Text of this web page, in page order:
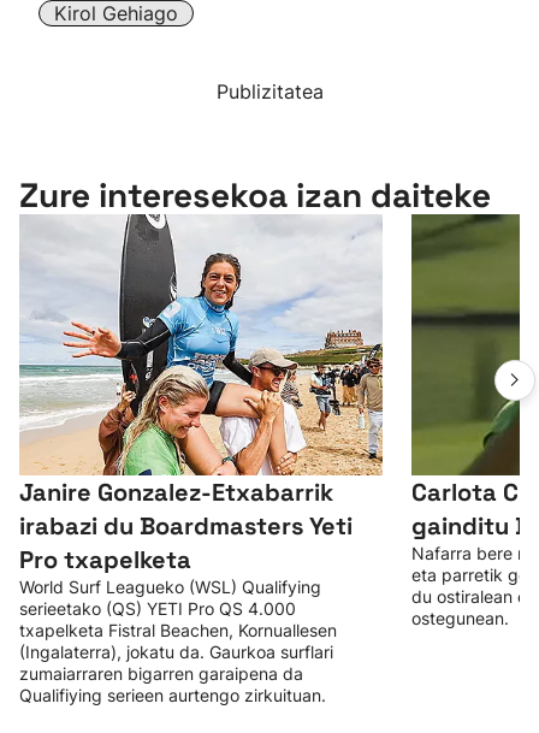
Kirol Gehiago
Publizitatea
Zure interesekoa izan daiteke
Janire Gonzalez-Etxabarrik
irabazi du Boardmasters Yeti
Pro txapelketa
World Surf Leagueko (WSL) Qualifying
serieetako (QS) YETI Pro QS 4.000
txapelketa Fistral Beachen, Kornuallesen
(Ingalaterra), jokatu da. Gaurkoa surflari
zumaiarraren bigarren garaipena da
Qualifiying serieen aurtengo zirkuituan.
Carlota
gainditu
Nafarra bere
eta parretik
du ostiralean
ostegunean.